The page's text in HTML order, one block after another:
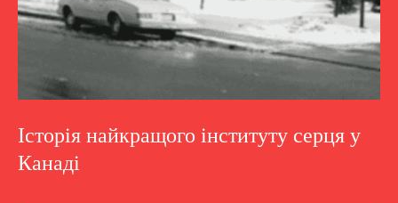
Історія найкращого інституту серця у
Канаді